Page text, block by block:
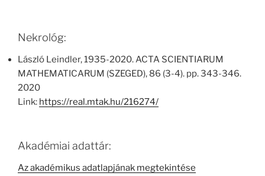
Nekrológ:
László Leindler, 1935-2020. ACTA SCIENTIARUM
MATHEMATICARUM (SZEGED), 86 (3-4). pp. 343-346.
2020
Link: https://real.mtak.hu/216274/
Akadémiai adattár:
Az akadémikus adatlapjának megtekintése